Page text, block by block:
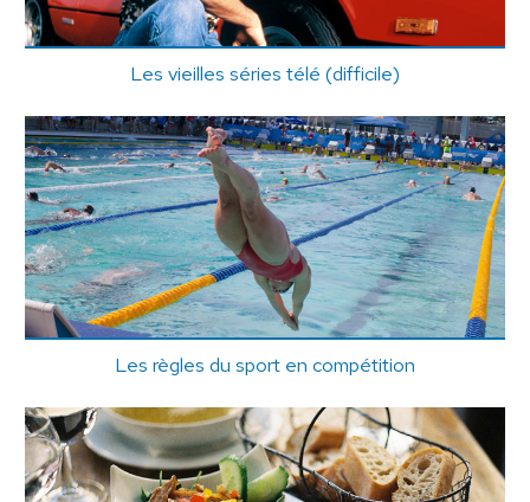
Les vieilles séries télé (difficile)
Les règles du sport en compétition